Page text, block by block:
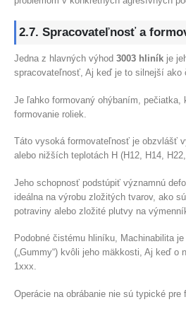
2.7. Spracovateľnosť a
Jedna z hlavných výhod 3003 hliník je
spracovateľnosť, Aj keď je to silnejší ako
Je ľahko formovaný ohýbaním, pečiatka,
formovanie roliek.
Táto vysoká formovateľnosť je obzvlášť
alebo nižších teplotách H (H12, H14,
Jeho schopnosť podstúpiť významnú
ideálna na výrobu zložitých tvarov, ako
potraviny alebo zložité plutvy na
Podobné čistému hliníku, Machinabilita
(„Gummy“) kvôli jeho mäkkosti, Aj keď o
1xxx.
Operácie na obrábanie nie sú typické pre